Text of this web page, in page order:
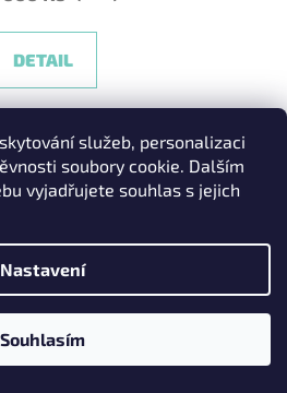
služeb, personalizaci
soubory cookie. Dalším
vyjadřujete souhlas s jejich
Nastavení
Souhlasím
DETAIL
Kg